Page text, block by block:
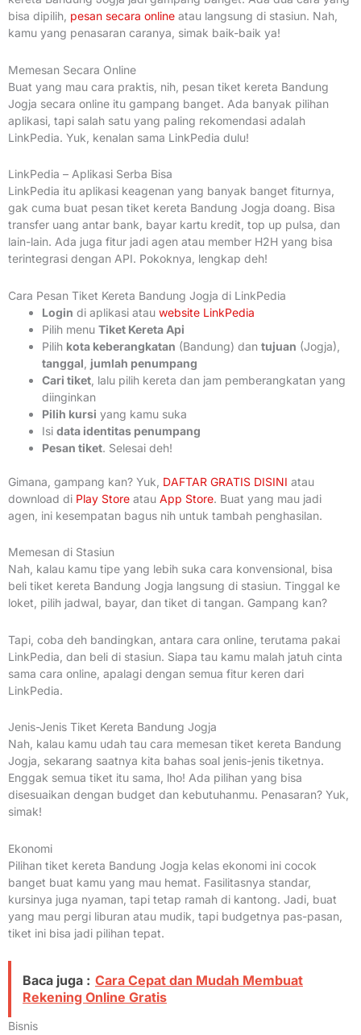
bisa dipilih, pesan secara online atau langsung di stasiun. Nah,
kamu yang penasaran caranya, simak baik-baik ya!
Memesan Secara Online
Buat yang mau cara praktis, nih, pesan tiket kereta Bandung
Jogja secara online itu gampang banget. Ada banyak pilihan
aplikasi, tapi salah satu yang paling rekomendasi adalah
LinkPedia. Yuk, kenalan sama LinkPedia dulu!
LinkPedia – Aplikasi Serba Bisa
LinkPedia itu aplikasi keagenan yang banyak banget fiturnya,
gak cuma buat pesan tiket kereta Bandung Jogja doang. Bisa
transfer uang antar bank, bayar kartu kredit, top up pulsa, dan
lain-lain. Ada juga fitur jadi agen atau member H2H yang bisa
terintegrasi dengan API. Pokoknya, lengkap deh!
Cara Pesan Tiket Kereta Bandung Jogja di LinkPedia
Login di aplikasi atau website LinkPedia
Pilih menu Tiket Kereta Api
Pilih kota keberangkatan (Bandung) dan tujuan (Jogja),
tanggal jumlah penumpang
Cari tiket , lalu pilih kereta dan jam pemberangkatan yang
diinginkan
Pilih kursi yang kamu suka
Isi data identitas penumpang
Pesan tiket. Selesai deh!
Gimana, gampang kan? Yuk, DAFTAR GRATIS DISINI atau
download di Play Store atau App Store. Buat yang mau jadi
agen, ini kesempatan bagus nih untuk tambah penghasilan.
Memesan di Stasiun
Nah, kalau kamu tipe yang lebih suka cara konvensional, bisa
beli tiket kereta Bandung Jogja langsung di stasiun. Tinggal ke
loket, pilih jadwal, bayar, dan tiket di tangan. Gampang kan?
Tapi, coba deh bandingkan, antara cara online, terutama pakai
LinkPedia, dan beli di stasiun. Siapa tau kamu malah jatuh cinta
sama cara online, apalagi dengan semua fitur keren dari
LinkPedia.
Jenis-Jenis Tiket Kereta Bandung Jogja
Nah, kalau kamu udah tau cara memesan tiket kereta Bandung
Jogja, sekarang saatnya kita bahas soal jenis-jenis tiketnya.
Enggak semua tiket itu sama, lho! Ada pilihan yang bisa
disesuaikan dengan budget dan kebutuhanmu. Penasaran? Yuk,
simak!
Ekonomi
Pilihan tiket kereta Bandung Jogja kelas ekonomi ini cocok
banget buat kamu yang mau hemat. Fasilitasnya standar,
kursinya juga nyaman, tapi tetap ramah di kantong. Jadi, buat
yang mau pergi liburan atau mudik, tapi budgetnya pas-pasan,
tiket ini bisa jadi pilihan tepat.
Baca juga : Cara Cepat dan Mudah Membuat
Rekening Online Gratis
Bisnis